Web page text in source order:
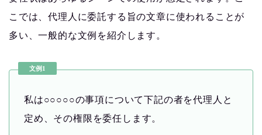
こでは、代理人に委託する旨の文章に使われることが
多い、一般的な文例を紹介します。
文例1
私は○○○○○の事項について下記の者を代理人と
定め、その権限を委任します。